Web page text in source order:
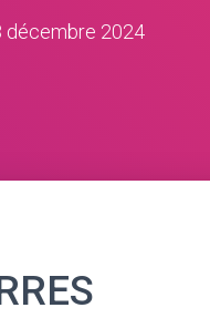
décembre 2024